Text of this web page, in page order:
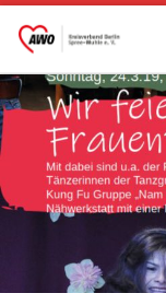
Zum Inhalt springen